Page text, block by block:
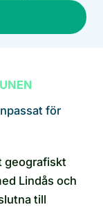
för
geografiskt
Lindås och
till